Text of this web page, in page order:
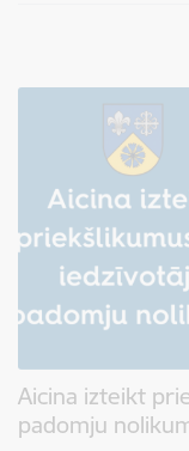
Aicina izteikt
padomju